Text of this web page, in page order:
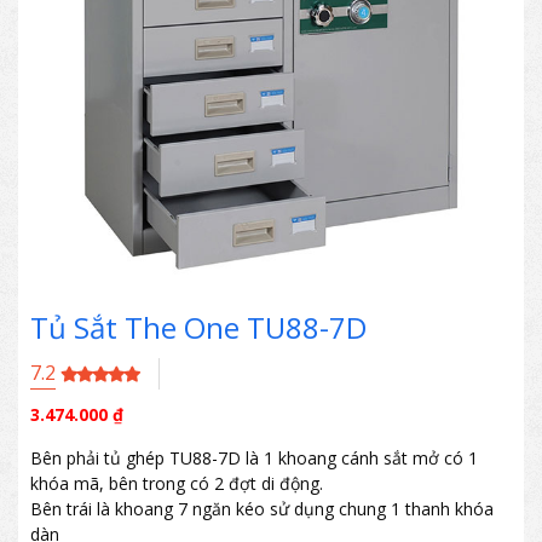
Tủ Sắt The One TU88-7D
7.2
3.474.000 ₫
Bên phải tủ ghép TU88-7D là 1 khoang cánh sắt mở có 1
khóa mã, bên trong có 2 đợt di động.
Bên trái là khoang 7 ngăn kéo sử dụng chung 1 thanh khóa
dàn